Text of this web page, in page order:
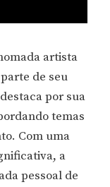
artista
de seu
por sua
temas
Com uma
a
pessoal de